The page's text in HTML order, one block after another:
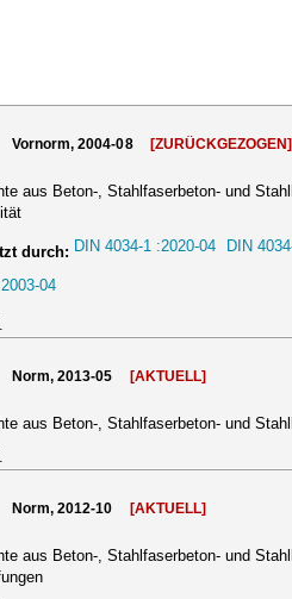
Vornorm, 2004-08 [ZURÜCKGEZOGEN]
aus Beton-, Stahlfaserbeton- und
durch: DIN 4034-1 :2020-04 DIN
04
Norm, 2013-05 [AKTUELL]
aus Beton-, Stahlfaserbeton- und
Norm, 2012-10 [AKTUELL]
aus Beton-, Stahlfaserbeton- und